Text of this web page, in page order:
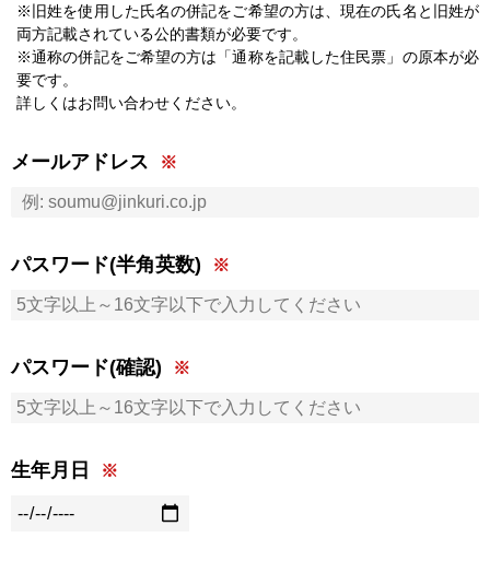
※旧姓を使用した氏名の併記をご希望の方は、現在の氏名と旧姓が
両方記載されている公的書類が必要です。
※通称の併記をご希望の方は「通称を記載した住民票」の原本が必
要です。
詳しくはお問い合わせください。
メールアドレス
パスワード(半角英数)
パスワード(確認)
生年月日